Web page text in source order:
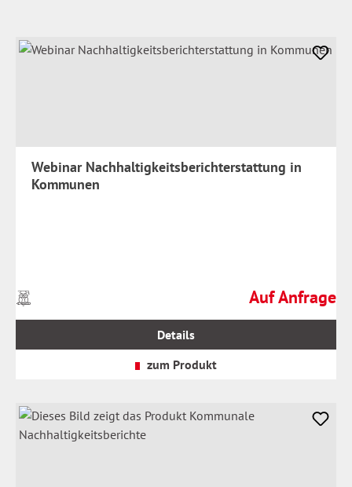
Webinar Nachhaltigkeitsberichterstattung in
Kommunen
Regulärer Preis:
Auf Anfrage
Preise
inkl.
Details
zum Produkt